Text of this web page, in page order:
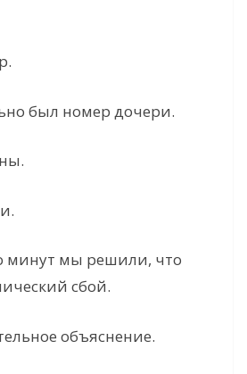
был номер дочери.
минут мы решили, что
сбой.
объяснение.